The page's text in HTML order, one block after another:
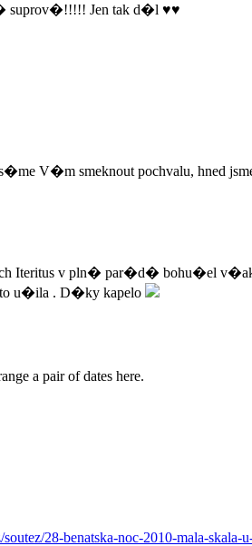
suprov�!!!!! Jen tak d�l ♥♥
smeknout pochvalu, hned jsme
v pln� par�d� bohu�el
u�ila . D�ky kapelo
a pair of dates here.
28-benatska-noc-2010-mala-skala-